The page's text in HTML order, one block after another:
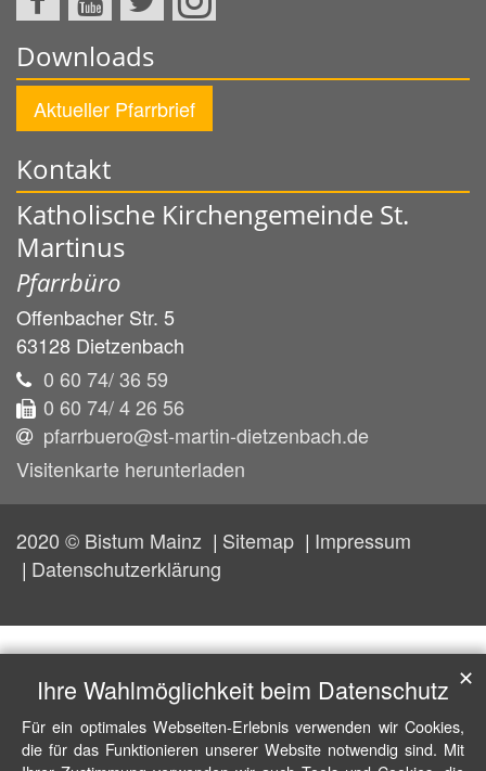
Downloads
Aktueller Pfarrbrief
Kontakt
Katholische Kirchengemeinde St.
Martinus
Pfarrbüro
Offenbacher Str. 5
63128 Dietzenbach
0 60 74/ 36 59
0 60 74/ 4 26 56
pfarrbuero@st-martin-dietzenbach.de
Visitenkarte herunterladen
2020 © Bistum Mainz Sitemap
Impressum
Datenschutzerklärung
Ihre Wahlmöglichkeit beim Datenschutz
Für ein optimales Webseiten-Erlebnis verwenden wir Cookies,
die für das Funktionieren unserer Website notwendig sind. Mit
✕